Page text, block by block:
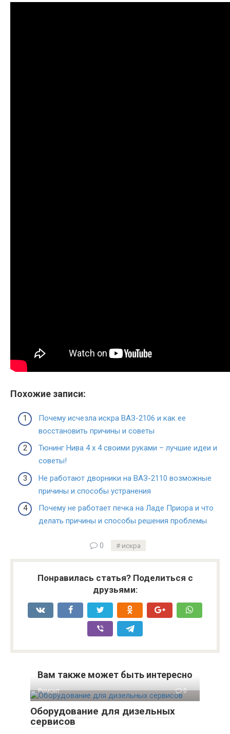
Похожие записи:
Почему исчезла искра ВАЗ-2106 и как ее
восстановить причины и советы
Тюнинг Нива 4 х 4 своими руками – лучшие идеи и
советы!
Не работают дворники на ВАЗ-2110 возможные
причины и способы устранения
Почему не работает печка на Ладе Приора и что
делать причины и способы решения проблемы
0 искра
Понравилась статья? Поделиться с
друзьями:
Вам также может быть интересно
Ремонт 0
Оборудование для дизельных
сервисов